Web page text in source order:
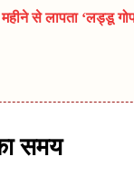
से लापता ‘लड्डू
समय